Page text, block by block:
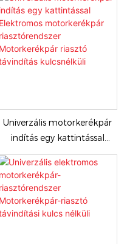
Univerzális motorkerékpár
indítás egy kattintással
Elektromos motorkerékpár
riasztórendszer
Motorkerékpár riasztó
távindítás kulcsnélküli